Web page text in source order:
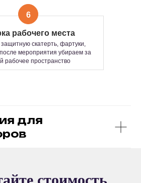
рабочего места
скатерть, фартуки,
мероприятия убираем за
рабочее пространство
6
для
одного изделия
работы и
не
от 1 до 3 часов —
класса и ваших